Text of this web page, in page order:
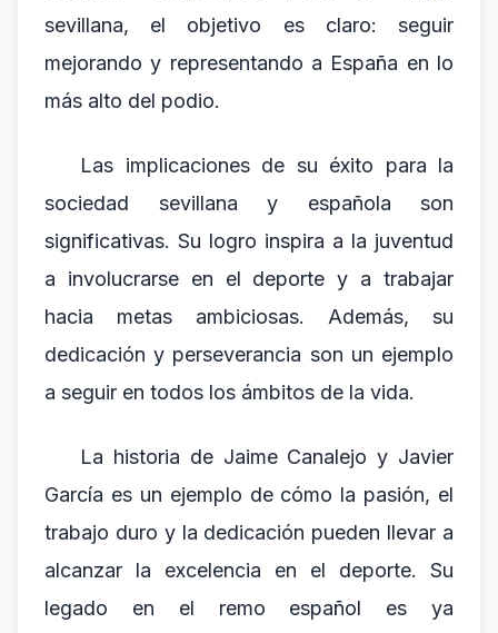
sevillana, el objetivo es claro: seguir
mejorando y representando a España en lo
más alto del podio.
Las implicaciones de su éxito para la
sociedad sevillana y española son
significativas. Su logro inspira a la juventud
a involucrarse en el deporte y a trabajar
hacia metas ambiciosas. Además, su
dedicación y perseverancia son un ejemplo
a seguir en todos los ámbitos de la vida.
La historia de Jaime Canalejo y Javier
García es un ejemplo de cómo la pasión, el
trabajo duro y la dedicación pueden llevar a
alcanzar la excelencia en el deporte. Su
legado en el remo español es ya